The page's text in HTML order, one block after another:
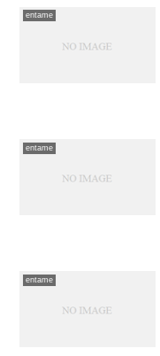
entame
entame
entame